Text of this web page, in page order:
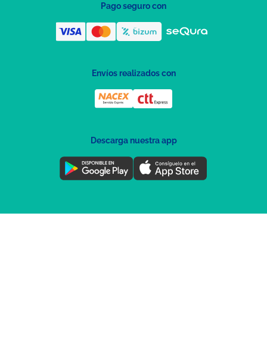
Pago seguro con
Envíos realizados con
Descarga nuestra app